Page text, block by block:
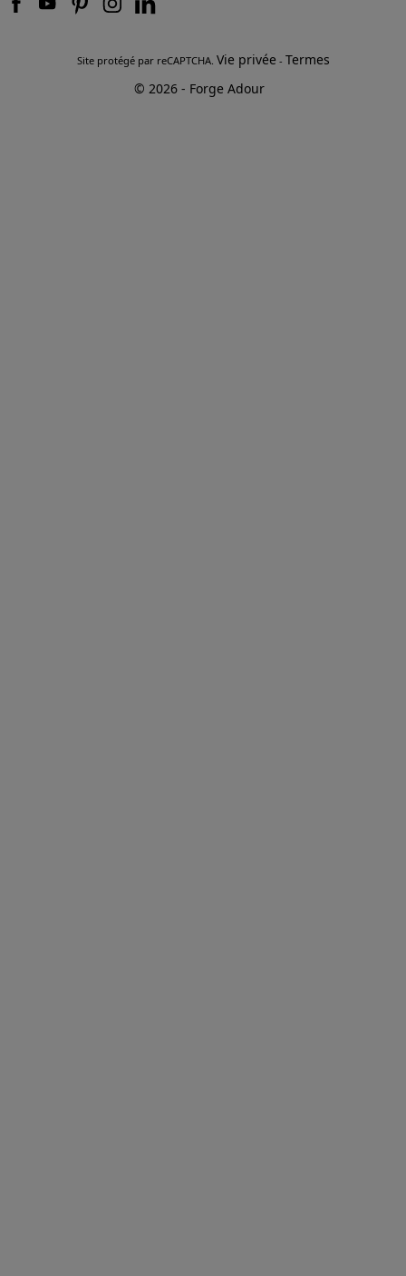
Site protégé par reCAPTCHA. Vie privée - Termes
© 2026 - Forge Adour